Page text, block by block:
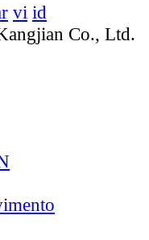
vi id
Co., Ltd.